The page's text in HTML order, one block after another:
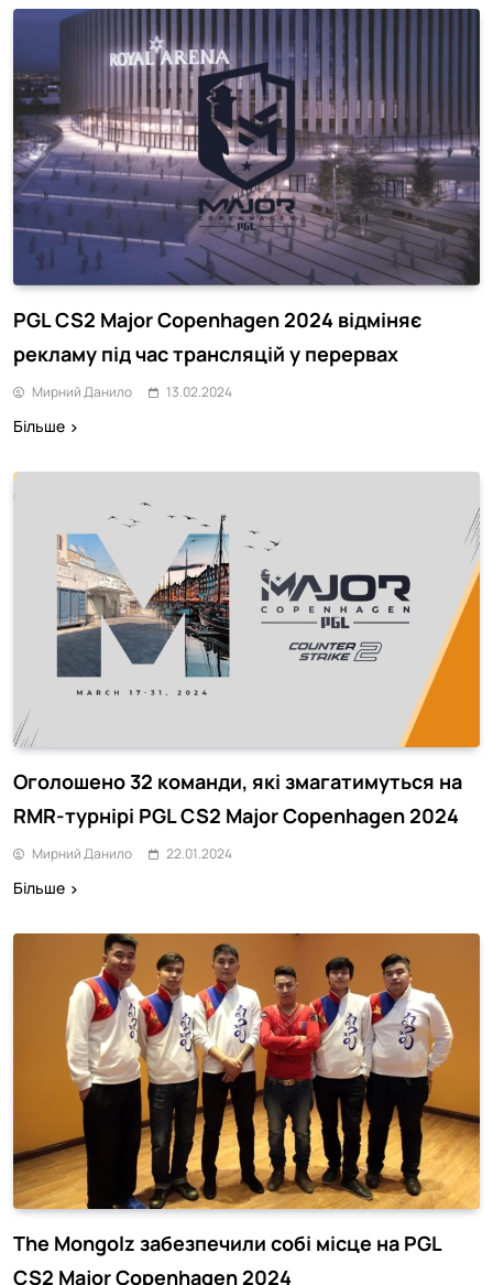
PGL CS2 Major Copenhagen 2024 відміняє
рекламу під час трансляцій у перервах
Мирний Данило 13.02.2024
Більше
Оголошено 32 команди, які змагатимуться на
RMR-турнірі PGL CS2 Major Copenhagen 2024
Мирний Данило 22.01.2024
Більше
The Mongolz забезпечили собі місце на PGL
CS2 Major Copenhagen 2024